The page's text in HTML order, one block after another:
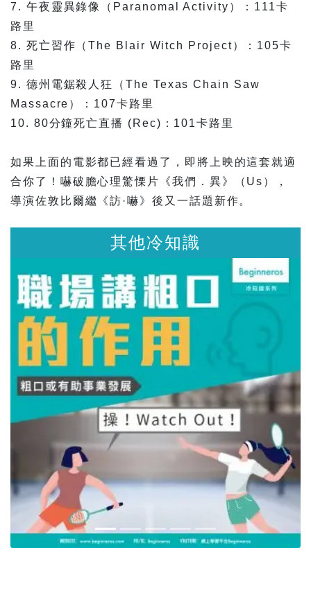
7. 午夜靈異錄像（Paranomal Activity）：111卡
路里
8. 死亡習作（The Blair Witch Project）：105卡
路里
9. 德州電鋸殺人狂（The Texas Chain Saw
Massacre）：107卡路里
10. 80分鐘死亡直播 (Rec)：101卡路里
如果上面的電影都已經看過了，即將上映的這套就適
合你了
！嚇破膽心理驚慄片《我們．異》（Us），
導演佐敦比爾繼《訪·嚇》後又一話題新作。
其他冷知識